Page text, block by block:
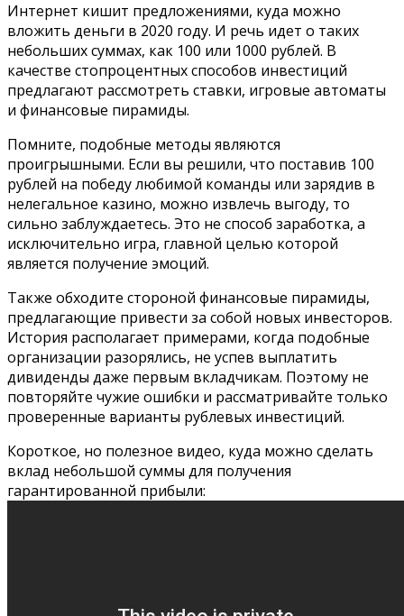
Интернет кишит предложениями, куда можно
вложить деньги в 2020 году. И речь идет о таких
небольших суммах, как 100 или 1000 рублей. В
качестве стопроцентных способов инвестиций
предлагают рассмотреть ставки, игровые автоматы
и финансовые пирамиды.
Помните, подобные методы являются
проигрышными. Если вы решили, что поставив 100
рублей на победу любимой команды или зарядив в
нелегальное казино, можно извлечь выгоду, то
сильно заблуждаетесь. Это не способ заработка, а
исключительно игра, главной целью которой
является получение эмоций.
Также обходите стороной финансовые пирамиды,
предлагающие привести за собой новых инвесторов.
История располагает примерами, когда подобные
организации разорялись, не успев выплатить
дивиденды даже первым вкладчикам. Поэтому не
повторяйте чужие ошибки и рассматривайте только
проверенные варианты рублевых инвестиций.
Короткое, но полезное видео, куда можно сделать
вклад небольшой суммы для получения
гарантированной прибыли: